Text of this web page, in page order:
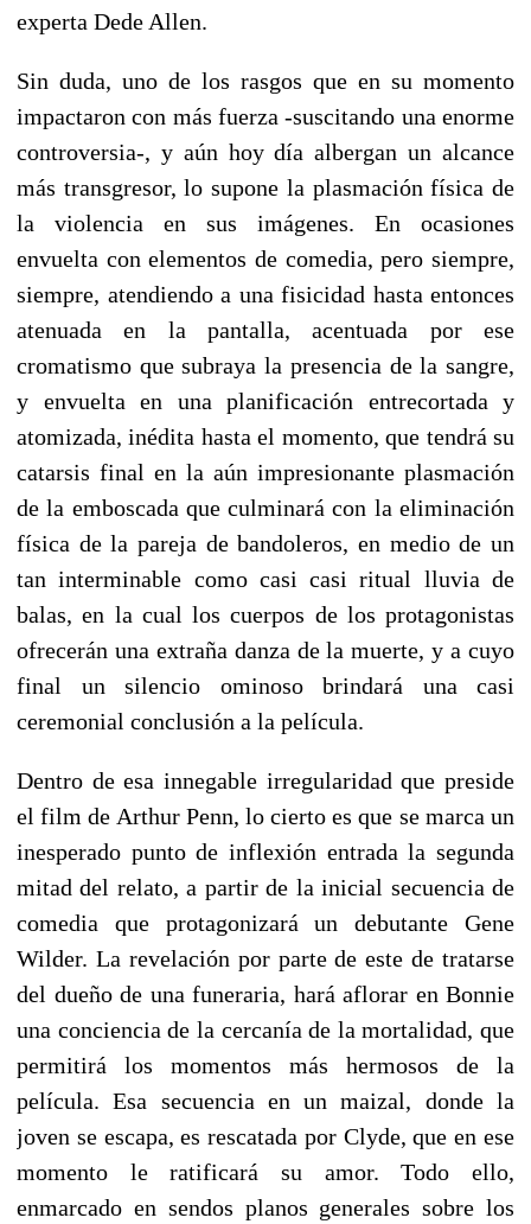
experta Dede Allen.
Sin duda, uno de los rasgos que en su momento
impactaron con más fuerza -suscitando una enorme
controversia-, y aún hoy día albergan un alcance
más transgresor, lo supone la plasmación física de
la violencia en sus imágenes. En ocasiones
envuelta con elementos de comedia, pero siempre,
siempre, atendiendo a una fisicidad hasta entonces
atenuada en la pantalla, acentuada por ese
cromatismo que subraya la presencia de la sangre,
y envuelta en una planificación entrecortada y
atomizada, inédita hasta el momento, que tendrá su
catarsis final en la aún impresionante plasmación
de la emboscada que culminará con la eliminación
física de la pareja de bandoleros, en medio de un
tan interminable como casi casi ritual lluvia de
balas, en la cual los cuerpos de los protagonistas
ofrecerán una extraña danza de la muerte, y a cuyo
final un silencio ominoso brindará una casi
ceremonial conclusión a la película.
Dentro de esa innegable irregularidad que preside
el film de Arthur Penn, lo cierto es que se marca un
inesperado punto de inflexión entrada la segunda
mitad del relato, a partir de la inicial secuencia de
comedia que protagonizará un debutante Gene
Wilder. La revelación por parte de este de tratarse
del dueño de una funeraria, hará aflorar en Bonnie
una conciencia de la cercanía de la mortalidad, que
permitirá los momentos más hermosos de la
película. Esa secuencia en un maizal, donde la
joven se escapa, es rescatada por Clyde, que en ese
momento le ratificará su amor. Todo ello,
enmarcado en sendos planos generales sobre los